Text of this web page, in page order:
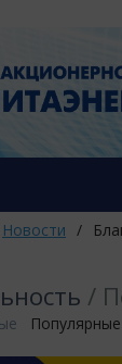
Новости /
/
Популярные